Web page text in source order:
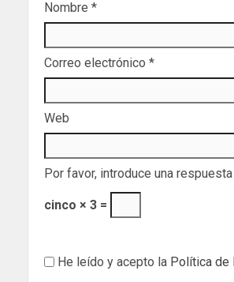
Nombre *
Correo electrónico *
Web
Por favor, introduce una
cinco × 3 =
He leído y acepto la Política de